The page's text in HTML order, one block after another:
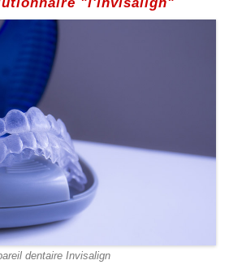
"l'invisalign"
dentaire Invisalign